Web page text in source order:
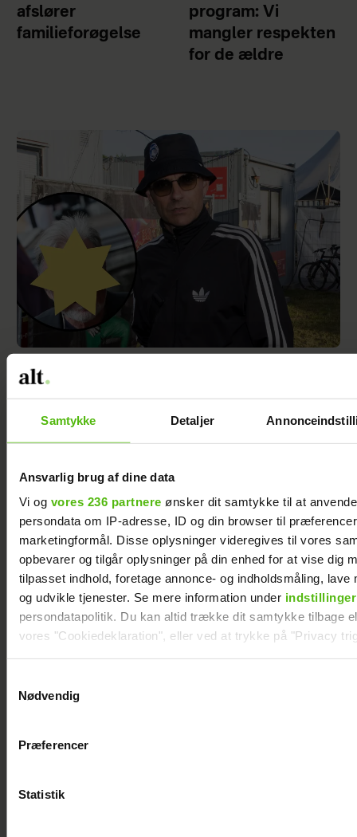
Samtykke Detaljer
Ansvarlig brug af dine data
Vi og vores 236 partnere ønsker dit samtykke til at
persondata om IP-adresse, ID og din browser til
marketingformål. Disse oplysninger videregives til vores
opbevarer og tilgår oplysninger på din enhed for at vise dig
tilpasset indhold, foretage annonce- og indholdsmåling, lave
og udvikle tjenester. Se mere information under indstillinger
persondatapolitik. Du kan altid trække dit samtykke tilbage
vores "Cookiedeklaration", eller ved at trykke på "Privacy
Vi anvender egne cookies og cookies fra tredjeparter til at
generere statistik og huske dine præferencer samt til brug
Nødvendig
Præferencer
Statistik
afslører
familieforøgelse
program: Vi
mangler respekten
for de ældre
særlig gæst på scenen
Andreas Odbjerg afslører stor beslutning: